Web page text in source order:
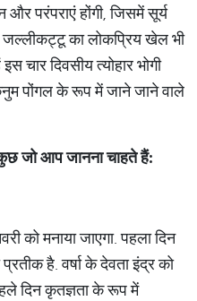
परंपराएं होंगी, जिसमें सूर्य
का लोकप्रिय खेल भी
चार दिवसीय त्योहार भोगी
पोंगल के रूप में जाने जाने वाले
जो आप जानना चाहते हैं:
को मनाया जाएगा. पहला दिन
है. वर्षा के देवता इंद्र को
दिन कृतज्ञता के रूप में